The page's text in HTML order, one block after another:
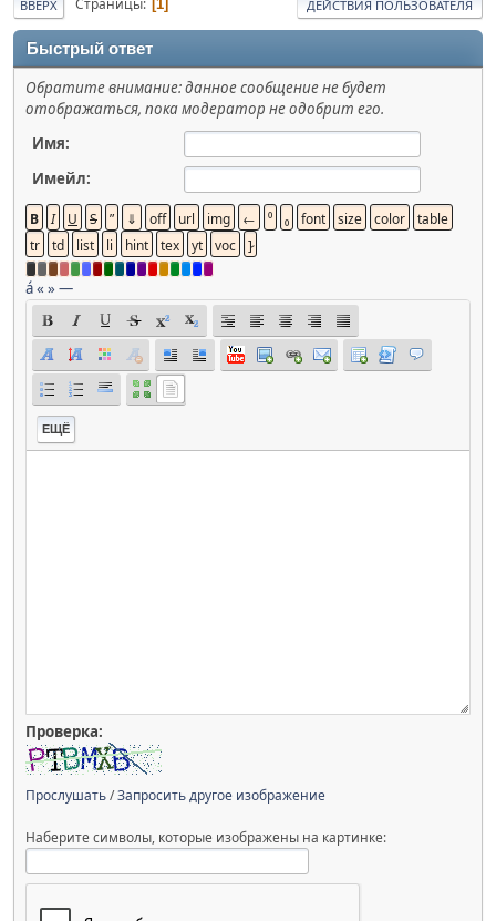
ВВЕРХ Страницы 1 ДЕЙСТВИЯ ПОЛЬЗОВАТЕЛЯ
Быстрый ответ
Обратите внимание: данное сообщение не будет
отображаться, пока модератор не одобрит его.
Имя:
Имейл:
á« »—
ЕЩЁ
Проверка:
Прослушать/Запросить другое изображение
Наберите символы, которые изображены на картинке: